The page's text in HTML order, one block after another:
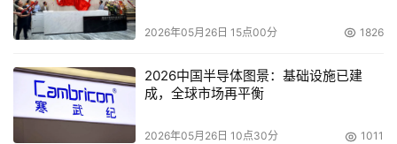
远藤等人合成的直径0.43nm的碳纳米管。左边，作为触媒
的纳米粒子位于纳米管的顶端。
右边，纳米粒子位于纳米管的底部
2026年05月26日 15点00分 1826
2026中国半导体图景：基础设施已建
成，全球市场再平衡
2026年05月26日 10点30分 1011